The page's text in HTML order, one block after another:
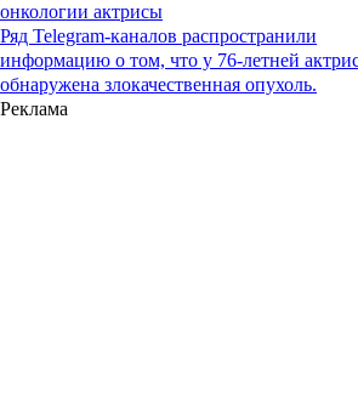
онкологии актрисы
Ряд Telegram-каналов распространили
информацию о том, что у 76-летней
обнаружена злокачественная опухоль.
Реклама